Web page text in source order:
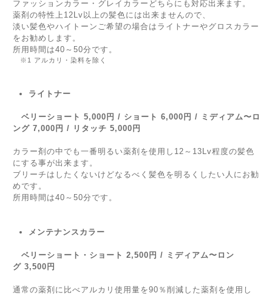
ファッションカラー・グレイカラーどちらにも対応出来ます。
薬剤の特性上12Lv以上の髪色には出来ませんので、
淡い髪色やハイトーンご希望の場合はライトナーやグロスカラー
をお勧めします。
所用時間は40～50分です。
※1 アルカリ・染料を除く
ライトナー
ベリーショート 5,000円 / ショート 6,000円 / ミディアム〜ロ
ング 7,000円 / リタッチ 5,000円
カラー剤の中でも一番明るい薬剤を使用し12～13Lv程度の髪色
にする事が出来ます。
ブリーチはしたくないけどなるべく髪色を明るくしたい人にお勧
めです。
所用時間は40～50分です。
メンテナンスカラー
ベリーショート・ショート 2,500円 / ミディアム〜ロン
グ 3,500円
通常の薬剤に比べアルカリ使用量を90％削減した薬剤を使用し